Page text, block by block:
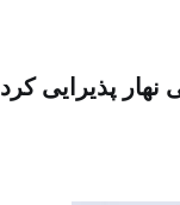
پذیرایی کرد